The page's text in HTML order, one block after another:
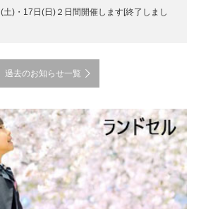
)・17日(日)２日間開催します[終了しまし
過去のお知らせ一覧